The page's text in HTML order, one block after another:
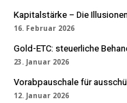
Kapitalstärke – Die
16. Februar 2026
Gold-ETC: steuerliche
23. Januar 2026
Vorabpauschale für
12. Januar 2026